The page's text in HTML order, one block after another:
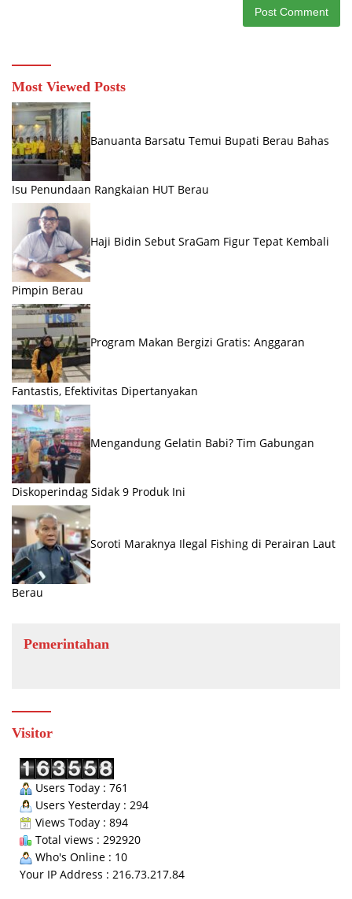
Most Viewed Posts
Banuanta Barsatu Temui Bupati Berau Bahas
Isu Penundaan Rangkaian HUT Berau
Haji Bidin Sebut SraGam Figur Tepat Kembali
Pimpin Berau
Program Makan Bergizi Gratis: Anggaran
Fantastis, Efektivitas Dipertanyakan
Mengandung Gelatin Babi? Tim Gabungan
Diskoperindag Sidak 9 Produk Ini
Soroti Maraknya Ilegal Fishing di Perairan Laut
Berau
Pemerintahan
Visitor
Users Today : 761
Users Yesterday : 294
Views Today : 894
Total views : 292920
Who's Online : 10
Your IP Address : 216.73.217.84